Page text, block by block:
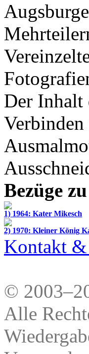
Der Inhalt
Bezüge
1) 1964: Kater Mikesch
2) 1970: Kleiner König
Kontakt &
©
Alle